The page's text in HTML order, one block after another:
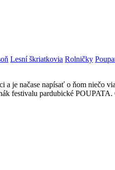
Lesní škriatkovia Rolničky
je načase napísať o ňom niečo
festivalu pardubické